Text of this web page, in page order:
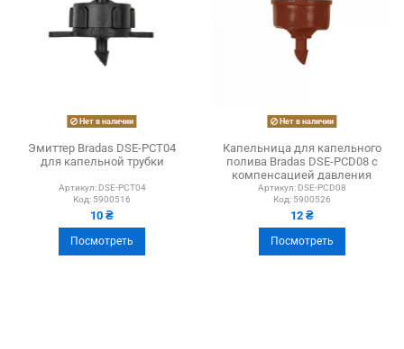
Нет в наличии
Эмиттер Bradas DSE-PCT04
для капельной трубки
Артикул: DSE-PCT04
Код: 5900516
10 ₴
Посмотреть
Нет в наличии
Капельница для капельного
полива Bradas DSE-PCD08 с
компенсацией давления
Артикул: DSE-PCD08
Код: 5900526
12 ₴
Посмотреть